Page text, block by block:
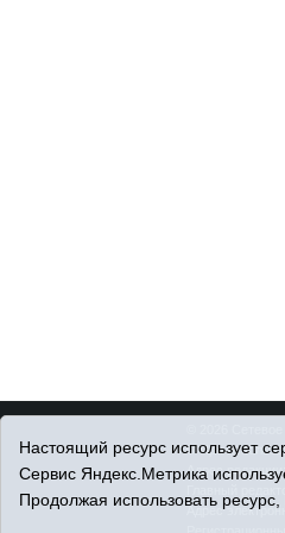
© При
Адрес
Адрес
Настоящий ресурс использует
Сервис Яндекс.Метрика
Продолжая использовать